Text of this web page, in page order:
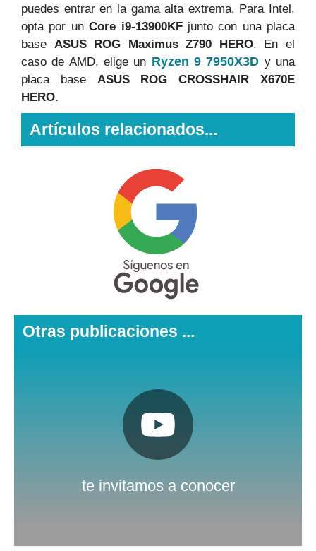
puedes entrar en la gama alta extrema. Para Intel,
opta por unCore i9-13900KFjunto con una placa
base ASUS ROG Maximus Z790 HERO. En el
caso de AMD, elige un Ryzen 9 7950X3D y una
placa base ASUS ROG CROSSHAIR X670E
HERO.
Artículos relacionados...
Otras publicaciones ...
te invitamos a conocer
Pulsa aquí